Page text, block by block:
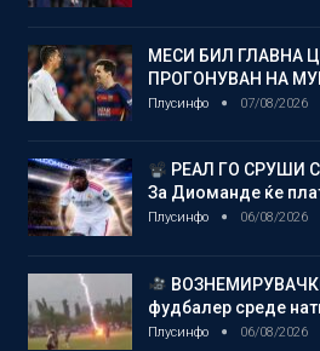
МЕСИ БИЛ ГЛАВНА
ПРОГОНУВАН НА
Плусинфо 07/08/2026
РЕАЛ ГО СРУШИ
За Диоманде ќе
Плусинфо 06/08/2026
фудбалер среде
Плусинфо 06/08/2026